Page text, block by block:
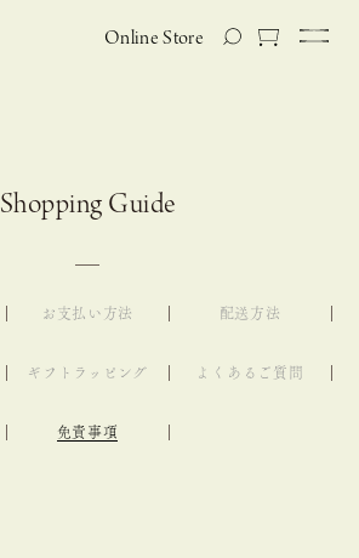
Online Store
Shopping Guide
お支払い方法 配送方法
ギフトラッピング よくあるご質問
免責事項